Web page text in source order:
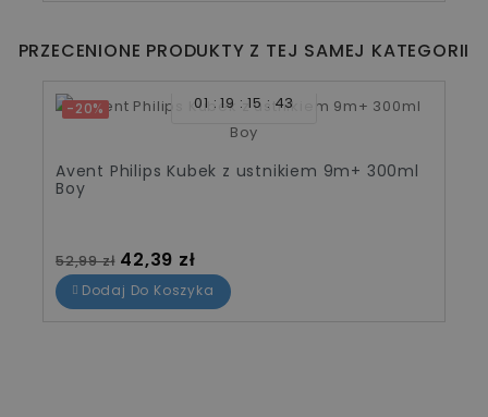
PRZECENIONE PRODUKTY Z TEJ SAMEJ KATEGORII
-20% 01 19 15 42
Avent Philips Kubek z ustnikiem 9m+ 300ml
Boy
Cena standardowa
52,99 zł Cena
42,39 zł
Dodaj Do Koszyka